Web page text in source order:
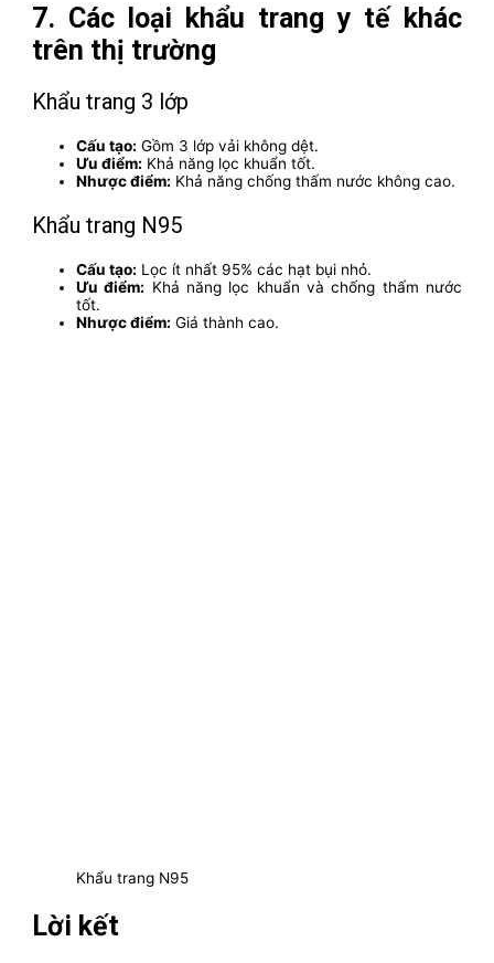
7. Các loại khẩu trang y tế khác
trên thị trường
Khẩu trang 3 lớp
Cấu tạo: Gồm 3 lớp vải không dệt.
Ưu điểm: Khả năng lọc khuẩn tốt.
Nhược điểm: Khả năng chống thấm nước không cao.
Khẩu trang N95
Cấu tạo: Lọc ít nhất 95% các hạt bụi nhỏ.
Ưu điểm: Khả năng lọc khuẩn và chống thấm nước
tốt.
Nhược điểm: Giá thành cao.
Khẩu trang N95
Lời kết